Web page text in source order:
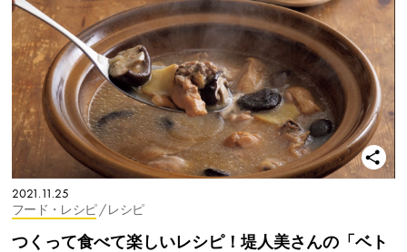
2021.11.25
フード・レシピ / レシピ
つくって食べて楽しいレシピ！堤人美さんの「ベト